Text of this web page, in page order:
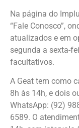
Na página do
“Fale Conosco”,
atualizados e em
segunda a sexta-
facultativos.
A Geat tem como
8h às 14h, e dois
WhatsApp: (92)
6589. O